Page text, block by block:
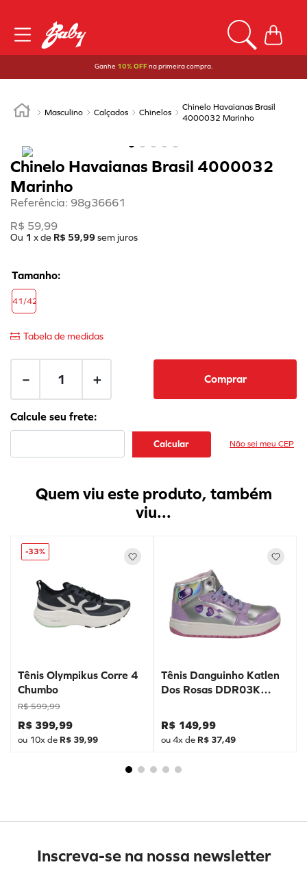
Ganhe 10% OFFna primeira compra.
Masculino Calçados Chinelos
Chinelo Havaianas Brasil
4000032 Marinho
Chinelo Havaianas Brasil 4000032
Marinho
Referência: 98g36661
R$ 59,99
Ou 1 x de R$ 59,99sem juros
41/42
Tabela de medidas
＋
－ Comprar
Não sei meu CEP
Quem viu este produto, também
viu...
-33%
Tênis Olympikus Corre 4
Chumbo
R$ 599,99
R$ 399,99
ou 10x de R$ 39,99
Tênis Danguinho Katlen
Dos Rosas DDR03K
R$ 149,99
ou4x de R$ 37,49
Inscreva-se na nossa newsletter